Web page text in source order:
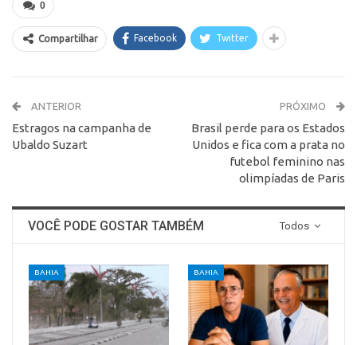
0
Compartilhar Facebook Twitter
ANTERIOR
Estragos na campanha de
Ubaldo Suzart
PRÓXIMO
Brasil perde para os Estados
Unidos e fica com a prata no
futebol feminino nas
olimpíadas de Paris
Todos
VOCÊ PODE GOSTAR TAMBÉM
BAHIA BAHIA